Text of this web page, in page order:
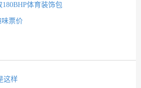
体育装饰包
味票价
这样